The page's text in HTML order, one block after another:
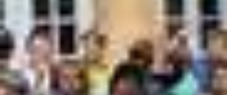
Schulmaterial
Einschulung
Übergang von Klasse 4 nach Klasse 5
Förderverein